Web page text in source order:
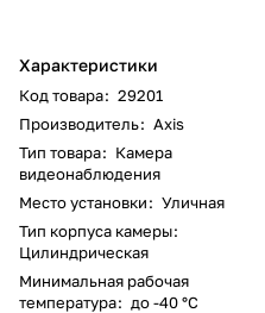
Характеристики
Код товара: 29201
Производитель: Axis
Тип товара: Камера
видеонаблюдения
Место установки: Уличная
Тип корпуса камеры:
Цилиндрическая
Минимальная рабочая
температура: до -40 °C